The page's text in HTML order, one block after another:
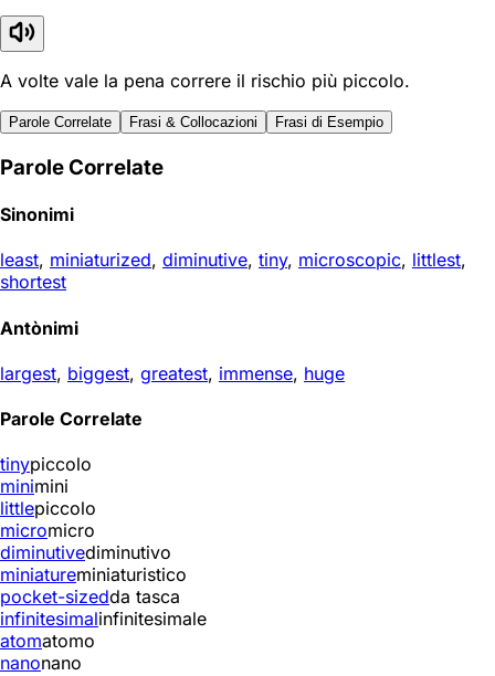
A volte vale la pena correre il rischio più piccolo.
Parole Correlate Frasi & Collocazioni Frasi di Esempio
Parole Correlate
Sinonimi
least, miniaturized, diminutive, tiny, microscopic, littlest,
shortest
Antònimi
largest, biggest, greatest, immense, huge
Parole Correlate
tinypiccolo
minimini
littlepiccolo
micromicro
diminutivediminutivo
miniatureminiaturistico
pocket-sizedda tasca
infinitesimalinfinitesimale
atomatomo
nanonano